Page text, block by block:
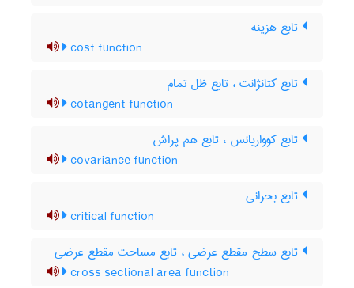
تابع هزینه
cost function
تابع کتانژانت ، تابع ظل تمام
cotangent function
تابع کوواریانس ، تابع هم پراش
covariance function
تابع بحرانی
critical function
تابع سطح مقطع عرضی ، تابع مساحت مقطع عرضی
cross sectional area function